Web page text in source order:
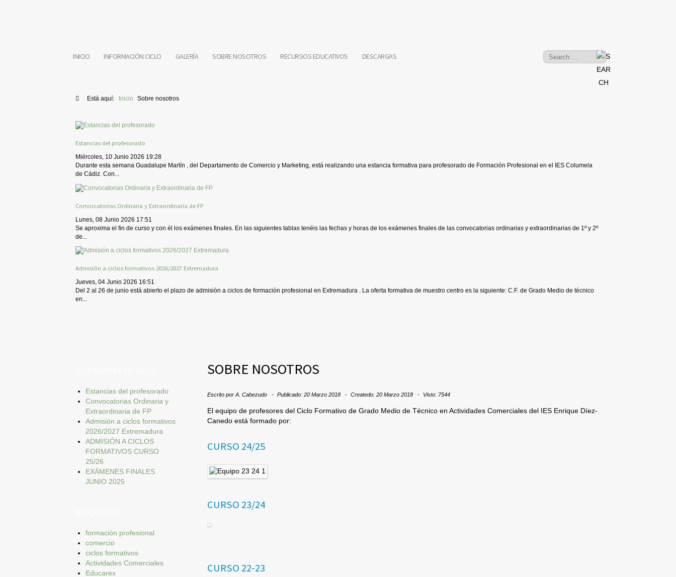
INICIO INFORMACIÓN CICLO GALERÍA SOBRE NOSOTROS RECURSOS EDUCATIVOS DESCARGAS
Está aquí: Inicio Sobre nosotros
Estancias del profesorado
Miércoles, 10 Junio 2026 19:28
Durante esta semana Guadalupe Martín , del Departamento de Comercio y Marketing, está realizando una estancia formativa para profesorado de Formación Profesional en el IES Columela
de Cádiz. Con...
Convocatorias Ordinaria y Extraordinaria de FP
Lunes, 08 Junio 2026 17:51
Se aproxima el fin de curso y con él los exámenes finales. En las siguientes tablas tenéis las fechas y horas de los exámenes finales de las convocatorias ordinarias y extraordinarias de 1º y 2º
de...
Admisión a ciclos formativos 2026/2027 Extremadura
Jueves, 04 Junio 2026 16:51
Del 2 al 26 de junio está abierto el plazo de admisión a ciclos de formación profesional en Extremadura . La oferta formativa de muestro centro es la siguiente: C.F. de Grado Medio de técnico
en...
SOBRE NOSOTROS
Escrito por A. Cabezudo Publicado: 20 Marzo 2018 Createdo: 20 Marzo 2018 Visto: 7544
El equipo de profesores del Ciclo Formativo de Grado Medio de Técnico en Actividades Comerciales del IES Enrique Díez-
Canedo está formado por:
CURSO 24/25
CURSO 23/24
CURSO 22-23
Estancias del profesorado
Convocatorias Ordinaria y
Extraordinaria de FP
Admisión a ciclos formativos
2026/2027 Extremadura
ADMISIÓN A CICLOS
FORMATIVOS CURSO
25/26
EXÁMENES FINALES
JUNIO 2025
formación profesional
comercio
ciclos formativos
Actividades Comerciales
Educarex